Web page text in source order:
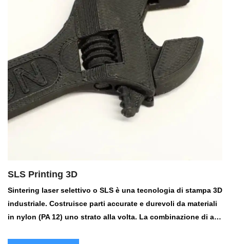
SLS Printing 3D
Sintering laser selettivo o SLS è una tecnologia di stampa 3D
industriale. Costruisce parti accurate e durevoli da materiali
in nylon (PA 12) uno strato alla volta. La combinazione di a